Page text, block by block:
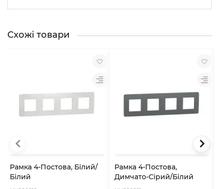
Схожі товари
Рамка 4-Постова, Білий/
Білий
Рамка 4-Постова,
Димчато-Сірий/Білий